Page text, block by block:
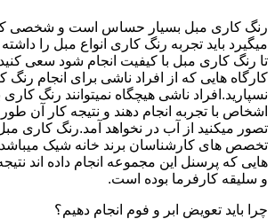
رنگ کاری مبل بسیار حساس است و شخصی که
میگیرد باید تجربه رنگ کاری انواع مبل را داشته
تا رنگ کاری مبل با کیفیت انجام شود سعی
کارگاه هایی که از افراد ناشی برای انجام
نسپارید.افراد ناشی هیچگاه نمیتوانند رنگ کاری
اشخاص با تجربه انجام دهند و نتیجه کار آن طور
تصور میکنید از آب در نخواهد آمد.رنگ کاری
تخصص های کارشناسان برند خانه شیک
هایی که پرسنل این مجموعه انجام داده اند
و سلیقه کارفرما بوده است.
چرا باید تعویض ابر و فوم انجام دهیم؟